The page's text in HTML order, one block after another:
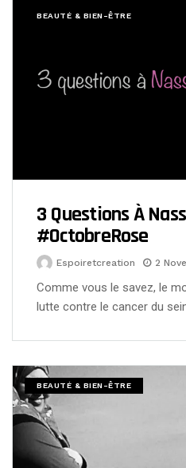
BEAUTÉ & BIEN-ÊTRE
3 Questions À
#OctobreRose
Espoiretcreation 2
Comme vous le savez, le
lutte contre le cancer du
BEAUTÉ & BIEN-ÊTRE